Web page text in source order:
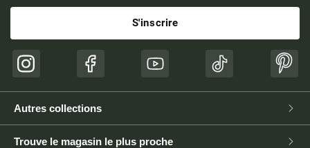
S'inscrire
Instagram Facebook YouTube TikTok
Autres collections
Trouve le magasin le plus proche